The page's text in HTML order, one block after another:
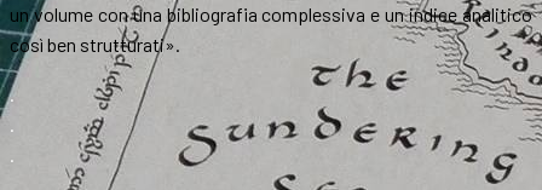
un volume con una bibliografia complessiva e un indice analitico
così ben strutturati».
.
.
.